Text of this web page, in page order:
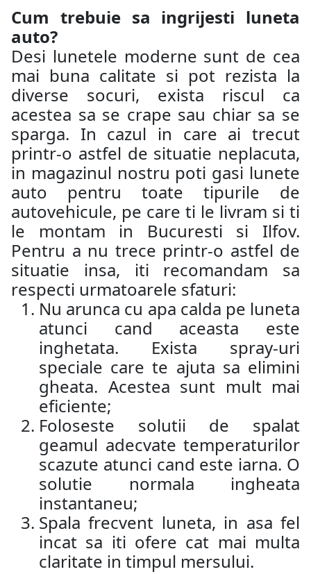
Cum trebuie sa ingrijesti luneta
auto?
Desi lunetele moderne sunt de cea
mai buna calitate si pot rezista la
diverse socuri, exista riscul ca
acestea sa se crape sau chiar sa se
sparga. In cazul in care ai trecut
printr-o astfel de situatie neplacuta,
in magazinul nostru poti gasi lunete
auto pentru toate tipurile de
autovehicule, pe care ti le livram si ti
le montam in Bucuresti si Ilfov.
Pentru a nu trece printr-o astfel de
situatie insa, iti recomandam sa
respecti urmatoarele sfaturi:
Nu arunca cu apa calda pe luneta
atunci cand aceasta este
inghetata. Exista spray-uri
speciale care te ajuta sa elimini
gheata. Acestea sunt mult mai
eficiente;
Foloseste solutii de spalat
geamul adecvate temperaturilor
scazute atunci cand este iarna. O
solutie normala ingheata
instantaneu;
Spala frecvent luneta, in asa fel
incat sa iti ofere cat mai multa
claritate in timpul mersului.